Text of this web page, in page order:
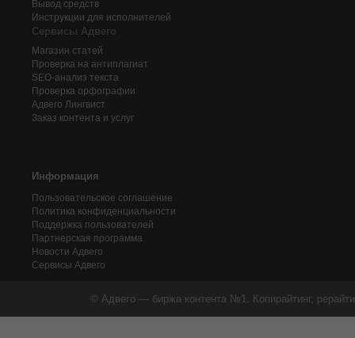
Вывод средств
Инструкции для исполнителей
Сервисы Адвего
Магазин статей
Проверка на антиплагиат
SEO-анализ текста
Проверка орфографии
Адвего Лингвист
Заказ контента и услуг
Информация
Пользовательское соглашение
Политика конфиденциальности
Поддержка пользователей
Партнерская программа
Новости Адвего
Сервисы Адвего
© Адвего — биржа контента №1. Копирайтинг,